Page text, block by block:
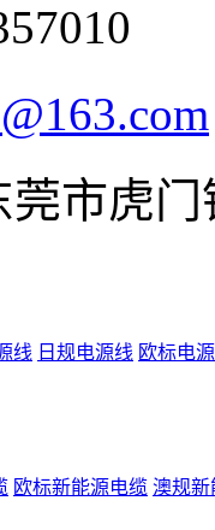
市虎
线 日规电源线 欧标电
欧标新能源电缆 澳规新